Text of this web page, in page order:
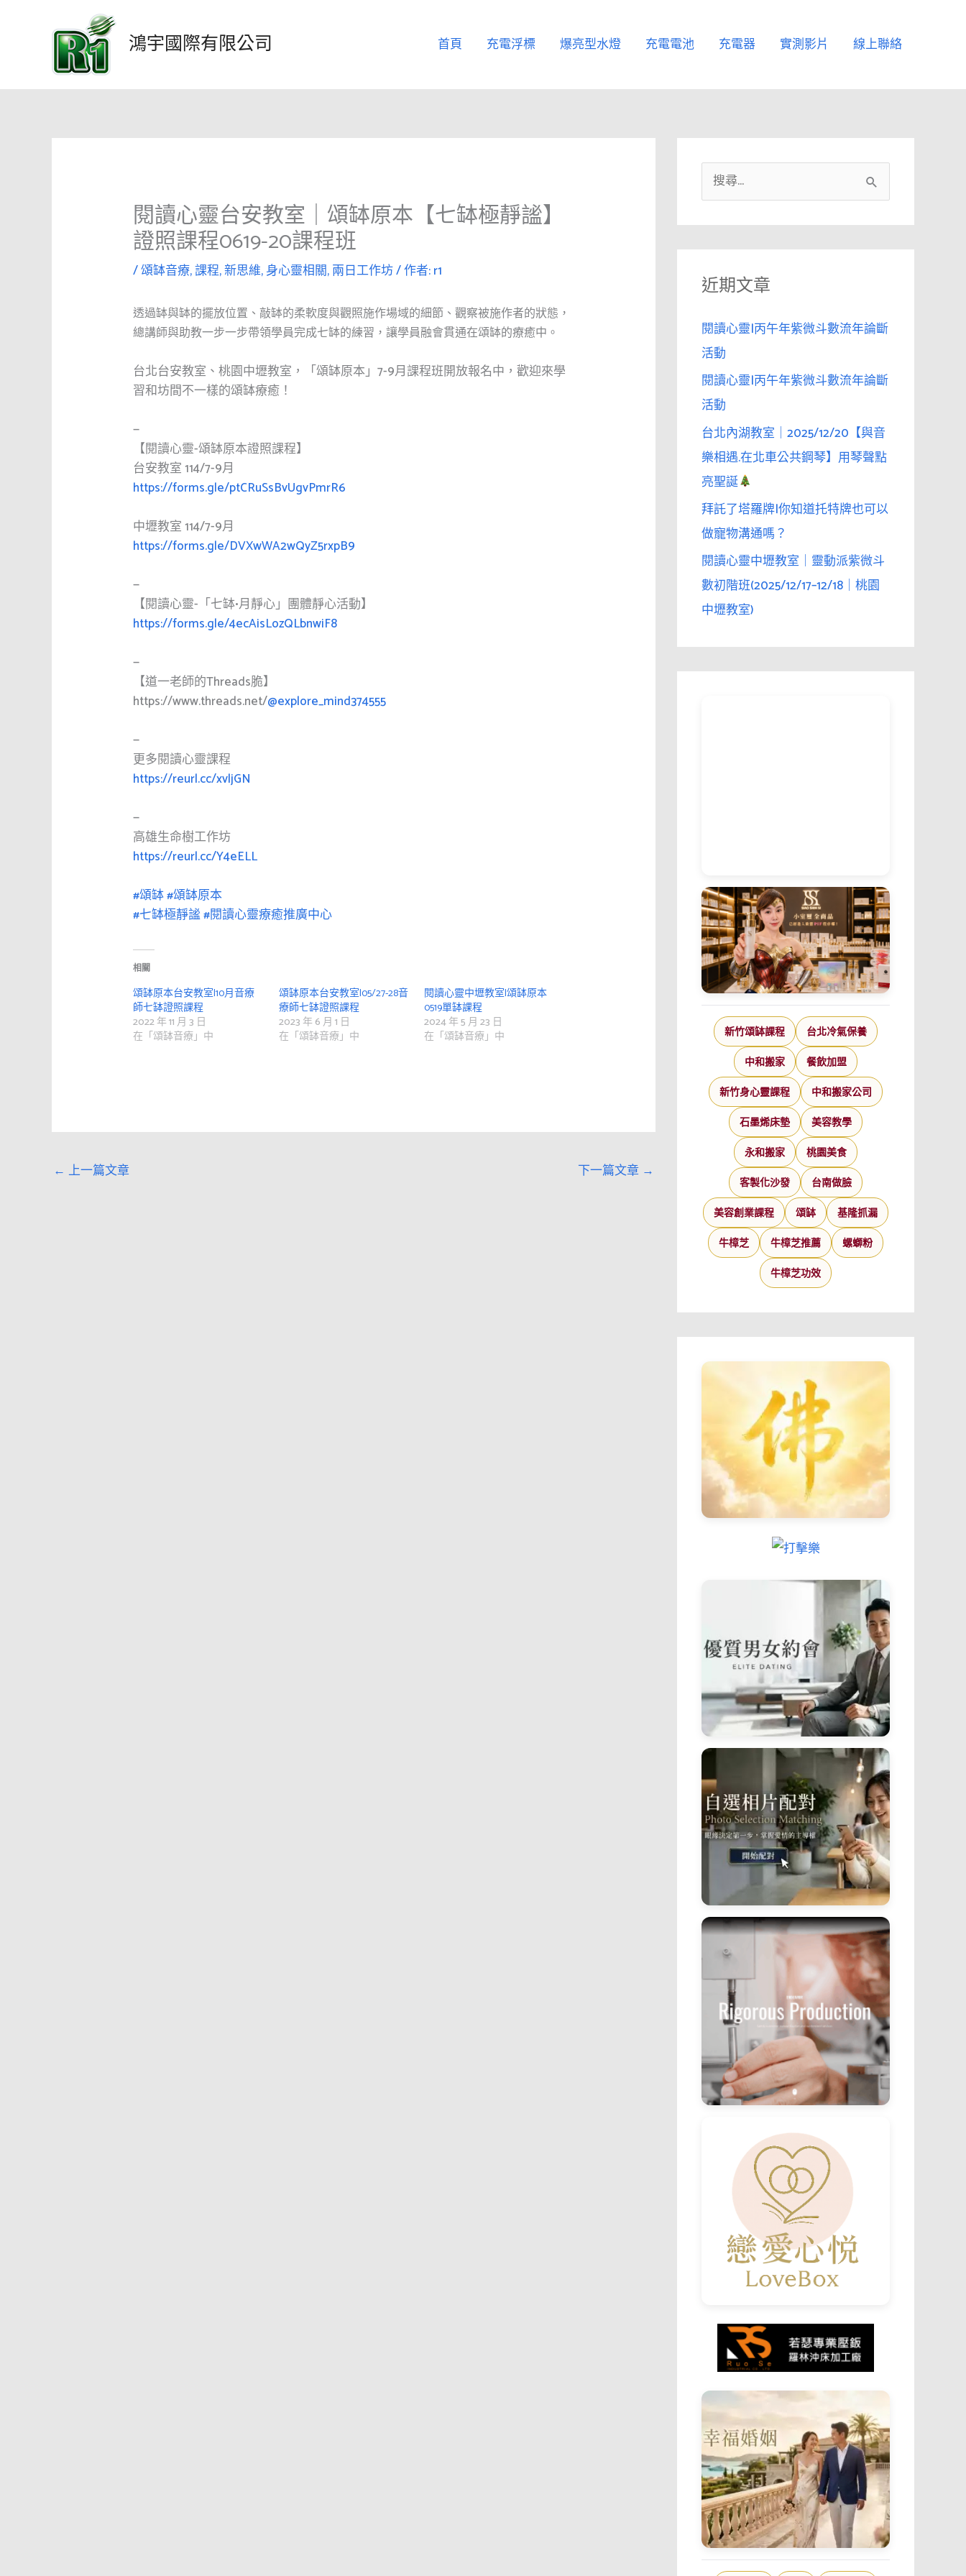
內
鴻宇國際有限公司 首頁 充電浮標 爆亮型水燈 充電電池 充電器 實測影片 線上聯絡
閱讀心靈台安教室｜頌缽原本【七缽極靜謐】
證照課程0619-20課程班
/頌缽音療,課程,新思維,身心靈相關,兩日工作坊/ 作者:r1
透過缽與缽的擺放位置、敲缽的柔軟度與觀照施作場域的細節、觀察被施作者的狀態，
總講師與助教一步一步帶領學員完成七缽的練習，讓學員融會貫通在頌缽的療癒中。
台北台安教室、桃園中壢教室，「頌缽原本」7-9月課程班開放報名中，歡迎來學
習和坊間不一樣的頌缽療癒！
—
【閱讀心靈-頌缽原本證照課程】
台安教室 114/7-9月
https://forms.gle/ptCRuSsBvUgvPmrR6
中壢教室 114/7-9月
https://forms.gle/DVXwWA2wQyZ5rxpB9
—
【閱讀心靈-「七缽•月靜心」團體靜心活動】
https://forms.gle/4ecAisLozQLbnwiF8
—
【道一老師的Threads脆】
https://www.threads.net/@explore_mind374555
—
更多閱讀心靈課程
https://reurl.cc/xvljGN
—
高雄生命樹工作坊
https://reurl.cc/Y4eELL
#頌缽#頌缽原本
#七缽極靜謐#閱讀心靈療癒推廣中心
相關
頌缽原本台安教室|10月音療
師七缽證照課程
2022 年 11 月 3 日
在「頌缽音療」中
頌缽原本台安教室|05/27-28音
療師七缽證照課程
2023 年 6 月 1 日
在「頌缽音療」中
閱讀心靈中壢教室|頌缽原本
0519單缽課程
2024 年 5 月 23 日
在「頌缽音療」中
← 上一篇文章 下一篇文章 →
尋
關
鍵
字
近期文章
閱讀心靈|丙午年紫微斗數流年論斷
活動
閱讀心靈|丙午年紫微斗數流年論斷
活動
台北內湖教室｜2025/12/20【與音
樂相遇.在北車公共鋼琴】用琴聲點
亮聖誕
拜託了塔羅牌|你知道托特牌也可以
做寵物溝通嗎？
閱讀心靈中壢教室｜靈動派紫微斗
數初階班(2025/12/17–12/18｜桃園
中壢教室)
新竹頌缽課程 台北冷氣保養
中和搬家 餐飲加盟
新竹身心靈課程 中和搬家公司
石墨烯床墊 美容教學
永和搬家 桃園美食
客製化沙發 台南做臉
美容創業課程 頌缽 基隆抓漏
牛樟芝 牛樟芝推薦 螺螄粉
牛樟芝功效